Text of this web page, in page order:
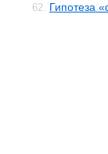
62. Гипотеза